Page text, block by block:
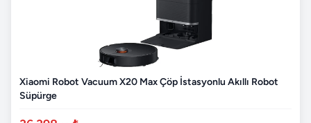
Xiaomi Robot Vacuum X20 Max Çöp İstasyonlu Akıllı Robot
Süpürge